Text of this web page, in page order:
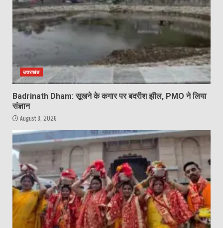
उत्तराखंड
Badrinath Dham: सूखने के कगार पर बदरीश झील, PMO ने लिया
संज्ञान
August 8, 2026